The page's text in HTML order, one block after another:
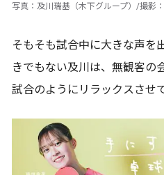
写真：及川瑞基（木下グループ）/撮影
そもそも試合中に大きな声を
きでもない及川は、無観客の
試合のようにリラックスさせ